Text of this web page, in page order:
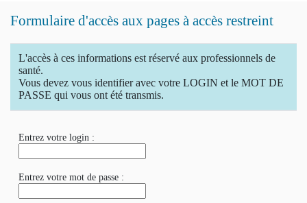
Formulaire d'accès aux pages à accès restreint
L'accès à ces informations est réservé aux professionnels de
santé.
Vous devez vous identifier avec votre LOGIN et le MOT DE
PASSE qui vous ont été transmis.
Entrez votre login :
Entrez votre mot de passe :